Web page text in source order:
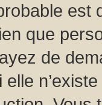
est
que
de
elle